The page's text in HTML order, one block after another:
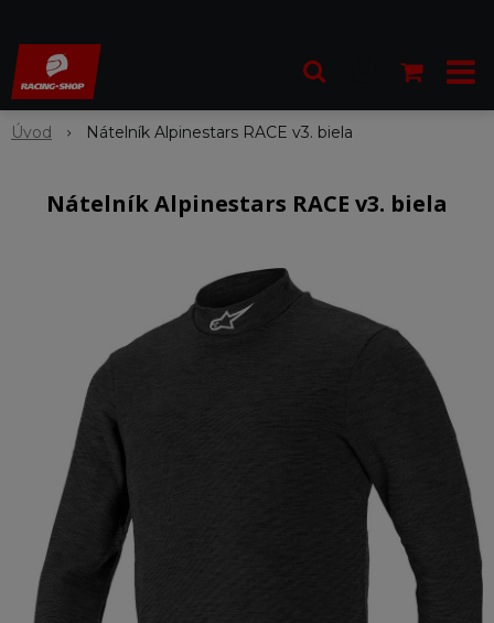
Úvod Nátelník Alpinestars RACE v3. biela
Nátelník Alpinestars RACE v3. biela